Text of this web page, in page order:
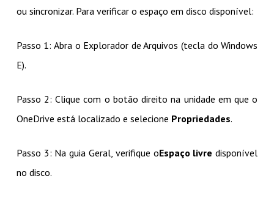
ou sincronizar. Para verificar o espaço em disco disponível:
Passo 1: Abra o Explorador de Arquivos (tecla do Windows
E).
Passo 2: Clique com o botão direito na unidade em que o
OneDrive está localizado e selecione Propriedades.
Passo 3: Na guia Geral, verifique oEspaço livre disponível
no disco.